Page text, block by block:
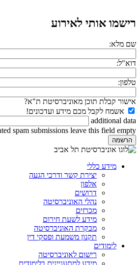
רישמו אותי לאירוע
שם מלא:
דוא"ל:
טלפון:
אישור קבלת תוכן מאוניברסיטת ת"א?
אשמח לקבל מכם מידע ועדכונים!
additional data
spam submissions leave this field empty.
מידע כללי
יצירת קשר ודרכי הגעה
אלפון
דרושים
נהלי האוניברסיטה
מכרזים
מידע לשעת חירום
מבקרת האוניברסיטה
תקנון משמעת ופסקי דין
לימודים
רישום לאוניברסיטה
מידע למתעניינים בלימודים